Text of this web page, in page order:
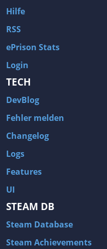
Hilfe
RSS
ePrison Stats
Login
TECH
DevBlog
Fehler melden
Changelog
Logs
Features
UI
STEAM DB
Steam Database
Steam Achievements